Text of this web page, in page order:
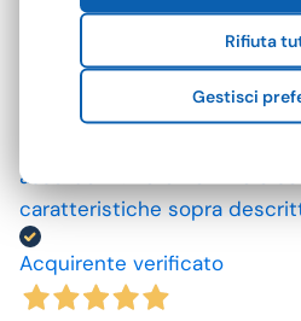
25 Giugno 2026
assorbenti. Però non male
caratteristiche sopra
Acquirente verificato
Rifiuta
Gestisci